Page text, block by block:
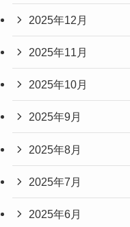
2025年12月
2025年11月
2025年10月
2025年9月
2025年8月
2025年7月
2025年6月